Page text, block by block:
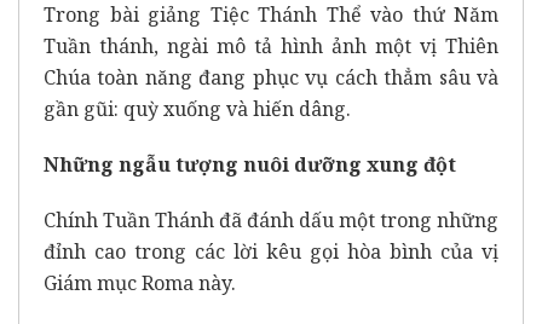
Trong bài giảng Tiệc Thánh Thể vào thứ Năm
Tuần thánh, ngài mô tả hình ảnh một vị Thiên
Chúa toàn năng đang phục vụ cách thẳm sâu và
gần gũi: quỳ xuống và hiến dâng.
Những ngẫu tượng nuôi dưỡng xung đột
Chính Tuần Thánh đã đánh dấu một trong những
đỉnh cao trong các lời kêu gọi hòa bình của vị
Giám mục Roma này.